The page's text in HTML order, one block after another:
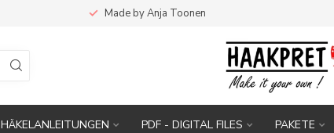
Made by Anja Toonen
HÄKELANLEITUNGEN PDF - DIGITAL FILES PAKETE